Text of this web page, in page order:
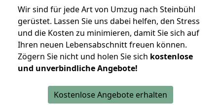
Wir sind für jede Art von Umzug nach Steinbühl
gerüstet. Lassen Sie uns dabei helfen, den Stress
und die Kosten zu minimieren, damit Sie sich auf
Ihren neuen Lebensabschnitt freuen können.
Zögern Sie nicht und holen Sie sich kostenlose
und unverbindliche Angebote!
Kostenlose Angebote erhalten